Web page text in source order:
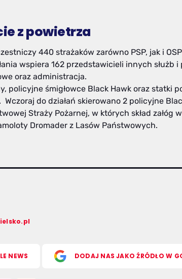
z powietrza
440 strażaków zarówno PSP, jak i
wspiera 162 przedstawicieli innych służb i
oraz administracja.
policyjne śmigłowce Black Hawk oraz statki
do działań skierowano 2 policyjne
Straży Pożarnej, w których skład załóg
Dromader z Lasów Państwowych.
NEWS DODAJ NAS JAKO ŹRÓDŁO W